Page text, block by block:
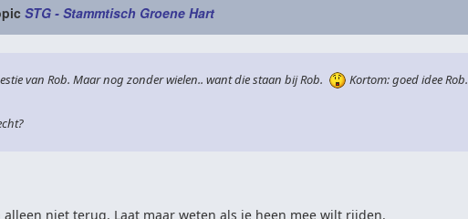
STG - Stammtisch Groene Hart
van Rob. Maar nog zonder wielen.. want die staan bij Rob. Kortom: goed idee Rob.
niet terug. Laat maar weten als je heen mee wilt rijden.